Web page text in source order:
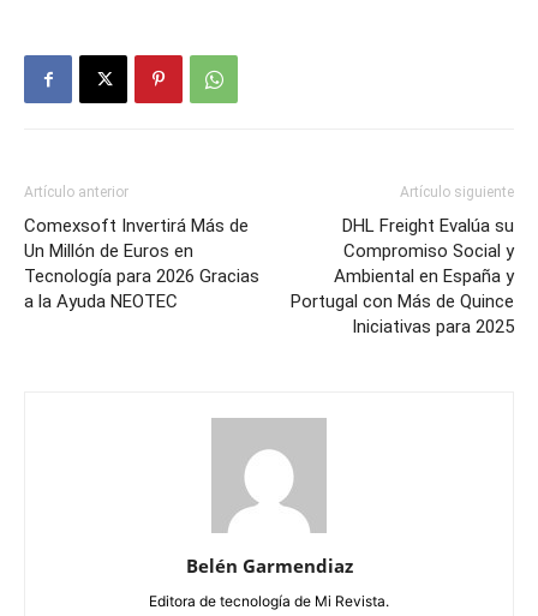
Artículo anterior
Comexsoft Invertirá Más de
Un Millón de Euros en
Tecnología para 2026 Gracias
a la Ayuda NEOTEC
Artículo siguiente
DHL Freight Evalúa su
Compromiso Social y
Ambiental en España y
Portugal con Más de Quince
Iniciativas para 2025
Belén Garmendiaz
Editora de tecnología de Mi Revista.